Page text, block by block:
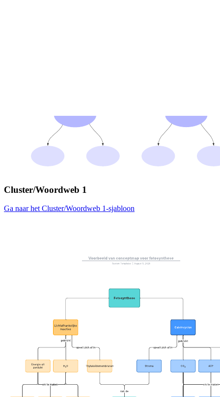
Cluster/Woordweb 1
Ga naar het Cluster/Woordweb 1-sjabloon